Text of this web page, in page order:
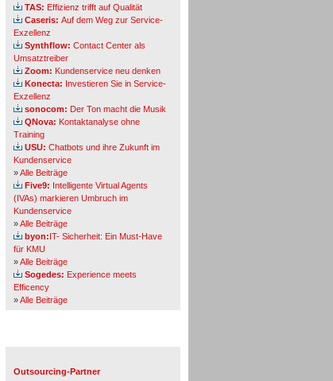
TAS: Effizienz trifft auf Qualität
Caseris: Auf dem Weg zur Service-
Exzellenz
Synthflow: Contact Center als
Umsatztreiber
Zoom: Kundenservice neu denken
Konecta: Investieren Sie in Service-
Exzellenz
sonocom: Der Ton macht die Musik
QNova: Kontaktanalyse ohne
Training
USU: Chatbots und ihre Zukunft im
Kundenservice
»Alle Beiträge
Five9: Intelligente Virtual Agents
(IVAs) markieren Umbruch im
Kundenservice
»Alle Beiträge
byon:IT- Sicherheit: Ein Must-Have
für KMU
»Alle Beiträge
Sogedes: Experience meets
Efficency
»Alle Beiträge
Outsourcing-Partner